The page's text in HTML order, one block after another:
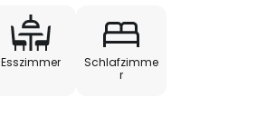
Esszimmer
Schlafzimme
r